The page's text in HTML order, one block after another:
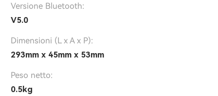
Versione Bluetooth:
V5.0
Dimensioni (L x A x P):
293mm x 45mm x 53mm
Peso netto:
0.5kg